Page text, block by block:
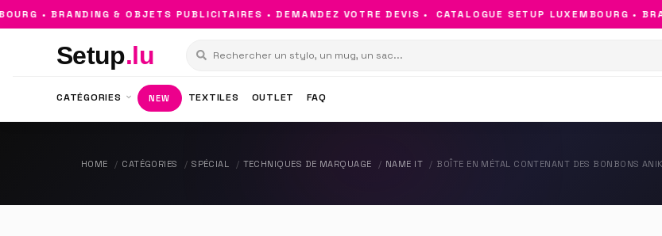
• BRANDING & OBJETS PUBLICITAIRES • DEMANDEZ VOTRE DEVIS • CATALOGUE SETUP LUXEMBOURG •
Setup.lu
CATÉGORIES NEW TEXTILES OUTLET FAQ
HOME CATÉGORIES SPÉCIAL TECHNIQUES DE MARQUAGE NAME IT BOÎTE EN MÉTAL CONTENANT DES BONBONS